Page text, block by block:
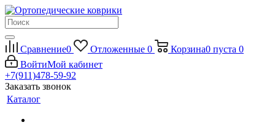
Сравнение0 Отложенные 0 Корзина0 пуста 0
ВойтиМой кабинет
+7(911)478-59-92
Заказать звонок
Каталог